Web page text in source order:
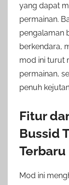
yang dapat
permainan.
pengalaman
berkendara,
mod ini turut
permainan,
penuh
Fitur
Bussid
Terbaru
Mod ini